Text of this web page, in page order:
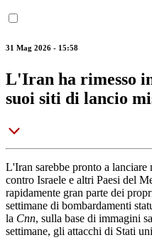
31 Mag 2026 - 15:58
L'Iran ha rimesso
suoi siti di lancio
L'Iran sarebbe pronto a
contro Israele e altri Paesi del
rapidamente gran parte dei
settimane di bombardamenti
la Cnn, sulla base di immagini
settimane, gli attacchi di Stati